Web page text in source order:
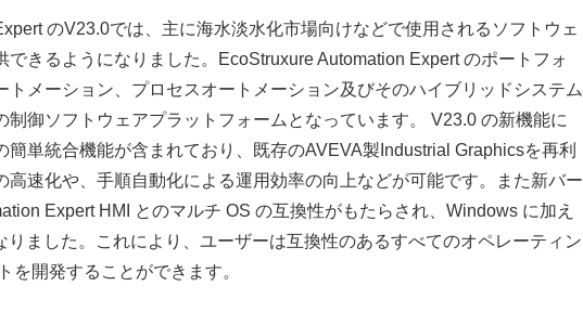
のV23.0では、主に海水淡水化市場向けなどで使用されるソフトウェ
きるようになりました。EcoStruxure Automation Expert のポートフォ
トメーション、プロセスオートメーション及びそのハイブリッドシステム
制御ソフトウェアプラットフォームとなっています。 V23.0 の新機能に
簡単統合機能が含まれており、既存のAVEVA製Industrial Graphicsを再利
高速化や、手順自動化による運用効率の向上などが可能です。また新バー
Expert HMI とのマルチ OS の互換性がもたらされ、Windows に加え
りました。これにより、ユーザーは互換性のあるすべてのオペレーティン
を開発することができます。